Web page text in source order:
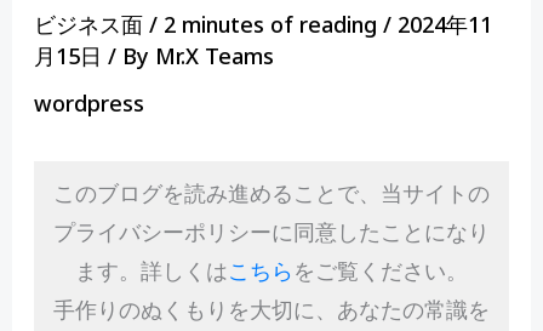
ビジネス面/ 2 minutes of reading / 2024年11
月15日 / By Mr.X Teams
wordpress
このブログを読み進めることで、当サイトの
プライバシーポリシーに同意したことになり
ます。詳しくはこちら をご覧ください。
手作りのぬくもりを大切に、あなたの常識を